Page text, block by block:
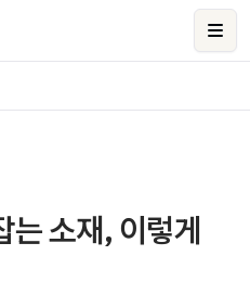
는 소재, 이렇게